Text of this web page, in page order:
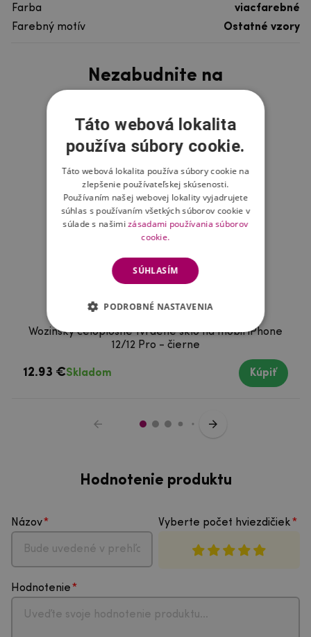
Farba
viacfarebné
Farebný motív
Ostatné vzory
Nezabudnite na
Wozinsky celoplošné tvrdené sklo na mobil iPhone
12/12 Pro - čierne
12.93 €Skladom Kúpiť
Hodnotenie produktu
Názov Vyberte počet hviezdičiek
Hodnotenie
Táto webová lokalita
používa súbory cookie.
Táto webová lokalita používa súbory cookie na
zlepšenie používateľskej skúsenosti.
Používaním našej webovej lokality vyjadrujete
súhlas s používaním všetkých súborov cookie v
súlade s našimizásadami používania súborov
cookie.
SÚHLASÍM
PODROBNÉ NASTAVENIA